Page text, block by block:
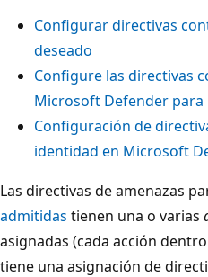
Configurar directivas
deseado
Configure las directivas
Microsoft Defender para
Configuración de
identidad en Microsoft
Las directivas de amenazas
admitidas tienen una o varias
asignadas (cada acción
tiene una asignación de